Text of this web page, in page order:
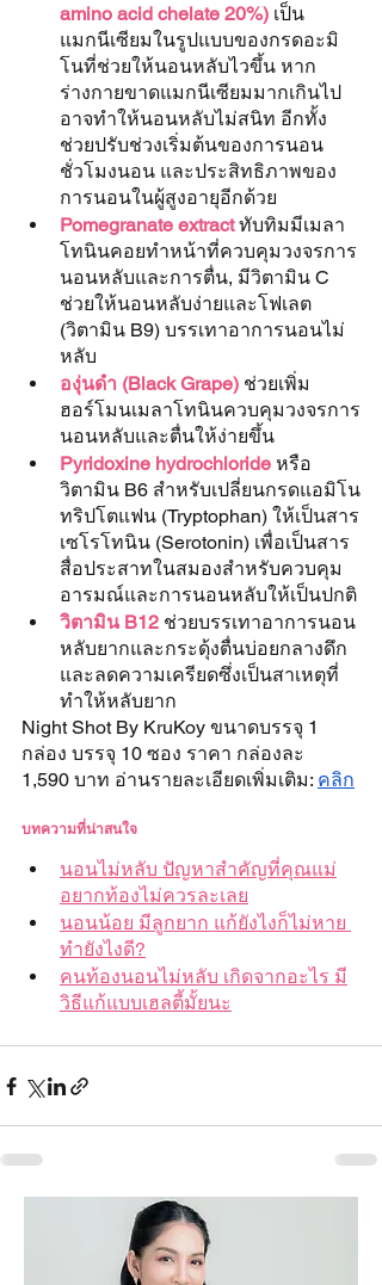
amino acid chelate 20%) เป็น
แมกนีเซียมในรูปแบบของกรดอะมิ
โนที่ช่วยให้นอนหลับไวขึ้น หาก
ร่างกายขาดแมกนีเซียมมากเกินไป
อาจทำให้นอนหลับไม่สนิท อีกทั้ง
ช่วยปรับช่วงเริ่มต้นของการนอน
ชั่วโมงนอน และประสิทธิภาพของ
การนอนในผู้สูงอายุอีกด้วย
Pomegranate extract ทับทิมมีเมลา
โทนินคอยทำหน้าที่ควบคุมวงจรการ
นอนหลับและการตื่น, มีวิตามิน C
ช่วยให้นอนหลับง่ายและโฟเลต
(วิตามิน B9) บรรเทาอาการนอนไม่
หลับ
องุ่นดำ (Black Grape) ช่วยเพิ่ม
ฮอร์โมนเมลาโทนินควบคุมวงจรการ
นอนหลับและตื่นให้ง่ายขึ้น
Pyridoxine hydrochloride หรือ
วิตามิน B6 สำหรับเปลี่ยนกรดแอมิโน
ทริปโตแฟน (Tryptophan) ให้เป็นสาร
เซโรโทนิน (Serotonin) เพื่อเป็นสาร
สื่อประสาทในสมองสำหรับควบคุม
อารมณ์และการนอนหลับให้เป็นปกติ
วิตามิน B12 ช่วยบรรเทาอาการนอน
หลับยากและกระดุ้งตื่นบ่อยกลางดึก
และลดความเครียดซึ่งเป็นสาเหตุที่
ทำให้หลับยาก
Night Shot By KruKoy ขนาดบรรจุ 1
กล่อง บรรจุ 10 ซอง ราคา กล่องละ
1,590 บาท อ่านรายละเอียดเพิ่มเติม: คลิก
บทความที่น่าสนใจ
นอนไม่หลับ ปัญหาสำคัญที่คุณแม่
อยากท้องไม่ควรละเลย
นอนน้อย มีลูกยาก แก้ยังไงก็ไม่หาย
ทำยังไงดี?
คนท้องนอนไม่หลับ เกิดจากอะไร มี
วิธีแก้แบบเฮลตี้มั้ยนะ